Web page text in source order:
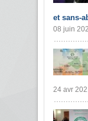
et sans-
08 juin
24 avr